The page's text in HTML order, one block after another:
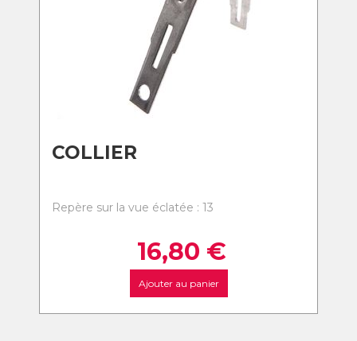
COLLIER
Repère sur la vue éclatée : 13
16,80 €
Ajouter au panier